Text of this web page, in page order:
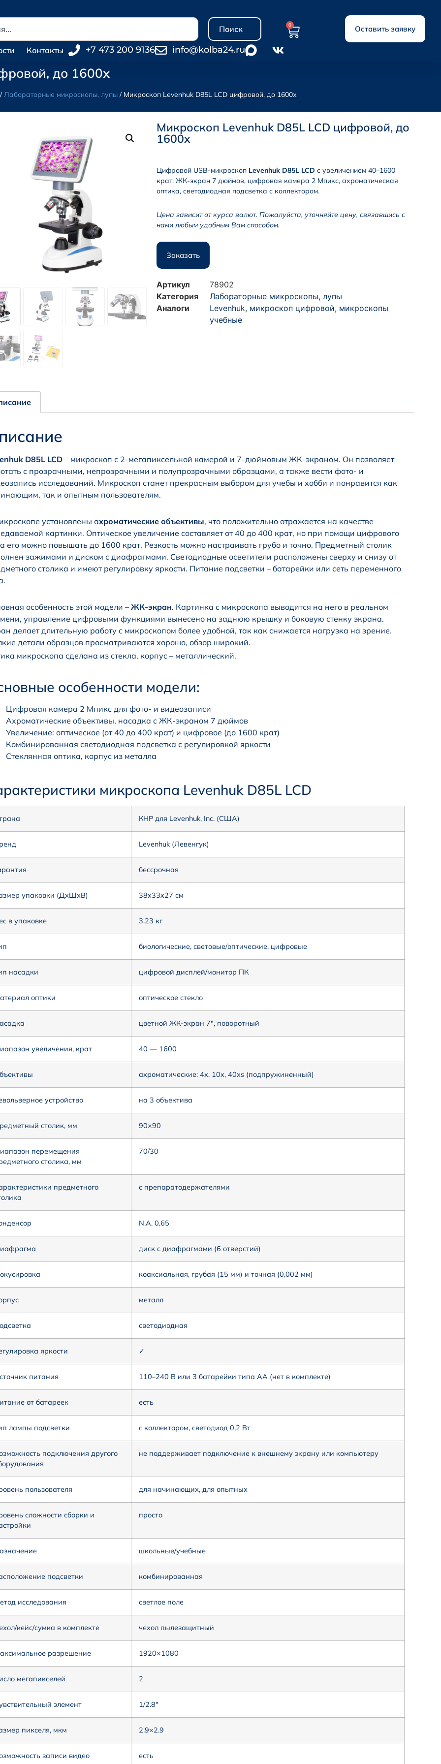
Поиск 0 Оставить заявку
Контакты +7 473 200 9136 info@kolba24.ru
до 1600х
/Лабораторные микроскопы, лупы / Микроскоп Levenhuk D85L LCD цифровой, до 1600х
Микроскоп Levenhuk D85L LCD цифровой, до
1600х
Цифровой USB-микроскоп Levenhuk D85L LCD с увеличением 40–1600
крат. ЖК-экран 7 дюймов, цифровая камера 2 Мпикс, ахроматическая
оптика, светодиодная подсветка с коллектором.
Цена зависит от курса валют. Пожалуйста, уточняйте цену, связавшись с
нами любым удобным Вам способом.
Заказать
Артикул
78902
Категория
Лабораторные микроскопы, лупы
Аналоги
Levenhuk, микроскоп цифровой, микроскопы
учебные
D85L LCD – микроскоп с 2-мегапиксельной камерой и 7-дюймовым ЖК-экраном. Он позволяет
с прозрачными, непрозрачными и полупрозрачными образцами, а также вести фото- и
исследований. Микроскоп станет прекрасным выбором для учебы и хобби и понравится как
так и опытным пользователям.
установлены ахроматические объективы, что положительно отражается на качестве
картинки. Оптическое увеличение составляет от 40 до 400 крат, но при помощи цифрового
его можно повышать до 1600 крат. Резкость можно настраивать грубо и точно. Предметный столик
зажимами и диском с диафрагмами. Светодиодные осветители расположены сверху и снизу от
столика и имеют регулировку яркости. Питание подсветки – батарейки или сеть переменного
особенность этой модели – ЖК-экран. Картинка с микроскопа выводится на него в реальном
управление цифровыми функциями вынесено на заднюю крышку и боковую стенку экрана.
делает длительную работу с микроскопом более удобной, так как снижается нагрузка на зрение.
детали образцов просматриваются хорошо, обзор широкий.
микроскопа сделана из стекла, корпус – металлический.
особенности модели:
Цифровая камера 2 Мпикс для фото- и видеозаписи
Ахроматические объективы, насадка с ЖК-экраном 7 дюймов
Увеличение: оптическое (от 40 до 400 крат) и цифровое (до 1600 крат)
Комбинированная светодиодная подсветка с регулировкой яркости
Стеклянная оптика, корпус из металла
микроскопа Levenhuk D85L LCD
КНР для Levenhuk, Inc. (США)
Levenhuk (Левенгук)
бессрочная
упаковки (ДxШxВ) 38x33x27 см
в упаковке 3.23 кг
биологические, световые/оптические, цифровые
насадки цифровой дисплей/монитор ПК
оптики оптическое стекло
цветной ЖК-экран 7″, поворотный
увеличения, крат 40 — 1600
ахроматические: 4x, 10x, 40xs (подпружиненный)
устройство на 3 объектива
столик, мм 90×90
перемещения
столика, мм
70/30
предметного
с препаратодержателями
N.A. 0,65
диск с диафрагмами (6 отверстий)
коаксиальная, грубая (15 мм) и точная (0,002 мм)
металл
светодиодная
яркости ✓
питания 110–240 В или 3 батарейки типа АА (нет в комплекте)
от батареек есть
лампы подсветки с коллектором, светодиод 0,2 Вт
подключения другого
не поддерживает подключение к внешнему экрану или компьютеру
пользователя для начинающих, для опытных
сложности сборки и
просто
школьные/учебные
подсветки комбинированная
исследования светлое поле
кейс/сумка в комплекте чехол пылезащитный
разрешение 1920×1080
мегапикселей 2
элемент 1/2.8″
пикселя, мкм 2.9×2.9
записи видео есть